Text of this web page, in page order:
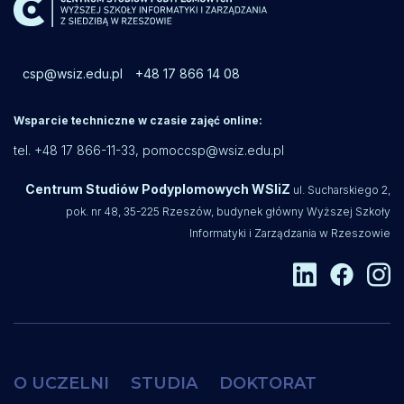
csp@wsiz.edu.pl +48 17 866 14 08
Wsparcie techniczne w czasie zajęć online:
tel. +48 17 866-11-33, pomoccsp@wsiz.edu.pl
Centrum Studiów Podyplomowych WSIiZ ul. Sucharskiego 2,
pok. nr 48, 35-225 Rzeszów, budynek główny Wyższej Szkoły
Informatyki i Zarządzania w Rzeszowie
O UCZELNI STUDIA DOKTORAT